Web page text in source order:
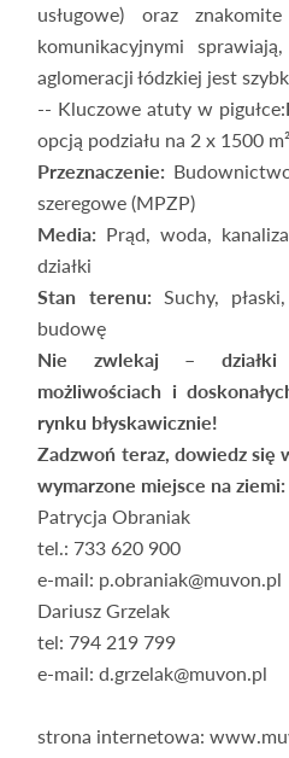
usługowe) oraz
komunikacyjnymi
aglomeracji łódzkiej jest
-- Kluczowe atuty w pigułce:
opcją podziału na 2 x 1500
Przeznaczenie:
szeregowe (MPZP)
Media: Prąd, woda,
działki
Stan terenu: Suchy,
budowę
Nie zwlekaj –
możliwościach i
rynku błyskawicznie!
Zadzwoń teraz, dowiedz się
wymarzone miejsce na ziemi:
Patrycja Obraniak
tel.: 733 620 900
e-mail: p.obraniak@muvon.pl
Dariusz Grzelak
tel: 794 219 799
e-mail: d.grzelak@muvon.pl
strona internetowa: